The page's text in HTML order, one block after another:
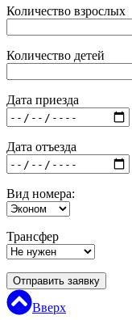
Количество взрослых
Количество детей
Дата приезда
Дата отъезда
Вид номера:
Трансфер
Отправить заявку
Вверх